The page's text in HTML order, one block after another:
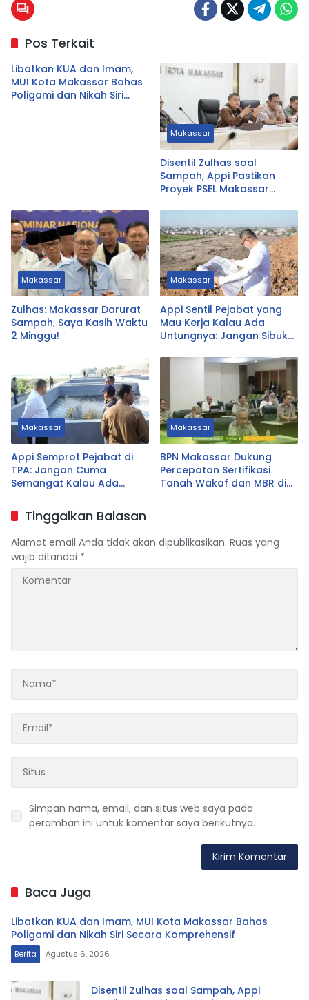
Pos Terkait
Libatkan KUA dan Imam,
MUI Kota Makassar Bahas
Poligami dan Nikah Siri
Makassar
Disentil Zulhas soal
Sampah, Appi Pastikan
Proyek PSEL Makassar
Makassar
Zulhas: Makassar Darurat
Sampah, Saya Kasih Waktu
2 Minggu!
Makassar
Appi Sentil Pejabat yang
Mau Kerja Kalau Ada
Untungnya: Jangan Sibuk
Makassar
Appi Semprot Pejabat di
TPA: Jangan Cuma
Semangat Kalau Ada
Makassar
BPN Makassar Dukung
Percepatan Sertifikasi
Tanah Wakaf dan MBR di
Tinggalkan Balasan
Alamat email Anda tidak akan dipublikasikan. Ruas yang
wajib ditandai *
Simpan nama, email, dan situs web saya pada
peramban ini untuk komentar saya berikutnya.
Baca Juga
Libatkan KUA dan Imam, MUI Kota Makassar Bahas
Poligami dan Nikah Siri Secara Komprehensif
Berita Agustus 6, 2026
Disentil Zulhas soal Sampah, Appi